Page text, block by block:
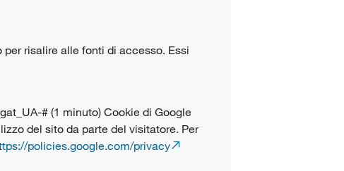
risalire alle fonti di accesso. Essi
# (1 minuto) Cookie di Google
del sito da parte del visitatore. Per
policies.google.com/privacy